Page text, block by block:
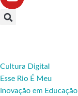
Cultura Digital
Esse Rio É Meu
Inovação em Educação